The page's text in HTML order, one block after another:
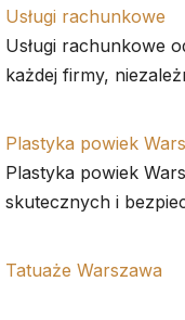
Usługi rachunkowe
Usługi rachunkowe
każdej firmy,
Plastyka powiek
Plastyka powiek
skutecznych i
Tatuaże Warszawa